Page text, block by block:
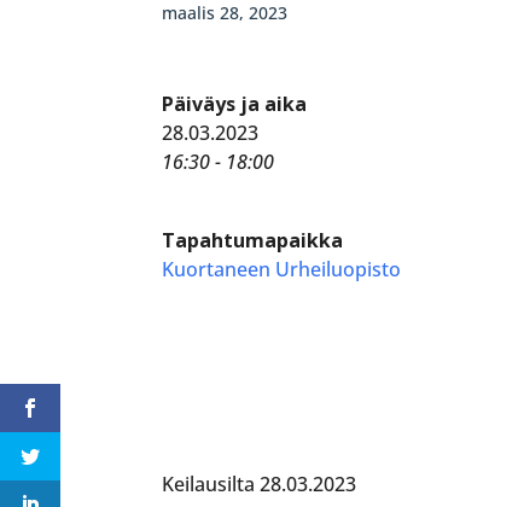
maalis 28, 2023
Päiväys ja aika
28.03.2023
16:30 - 18:00
Tapahtumapaikka
Kuortaneen Urheiluopisto
Keilausilta 28.03.2023